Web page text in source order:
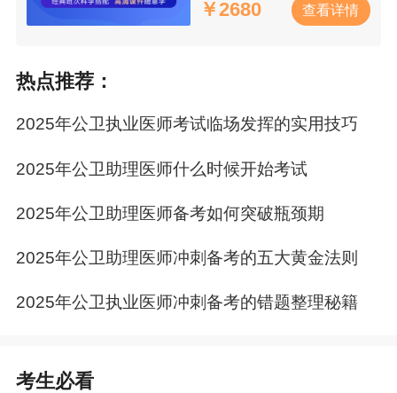
辅导课程会根据25年考试大纲及教材内容进行
部分重点强调。
划阶段课程有的放矢。
大纲变动也不慌！
￥2680 查看详情
热点推荐：
2025年公卫执业医师考试临场发挥的实用技巧
2025年公卫助理医师什么时候开始考试
2025年公卫助理医师备考如何突破瓶颈期
2025年公卫助理医师冲刺备考的五大黄金法则
2025年公卫执业医师冲刺备考的错题整理秘籍
考生必看